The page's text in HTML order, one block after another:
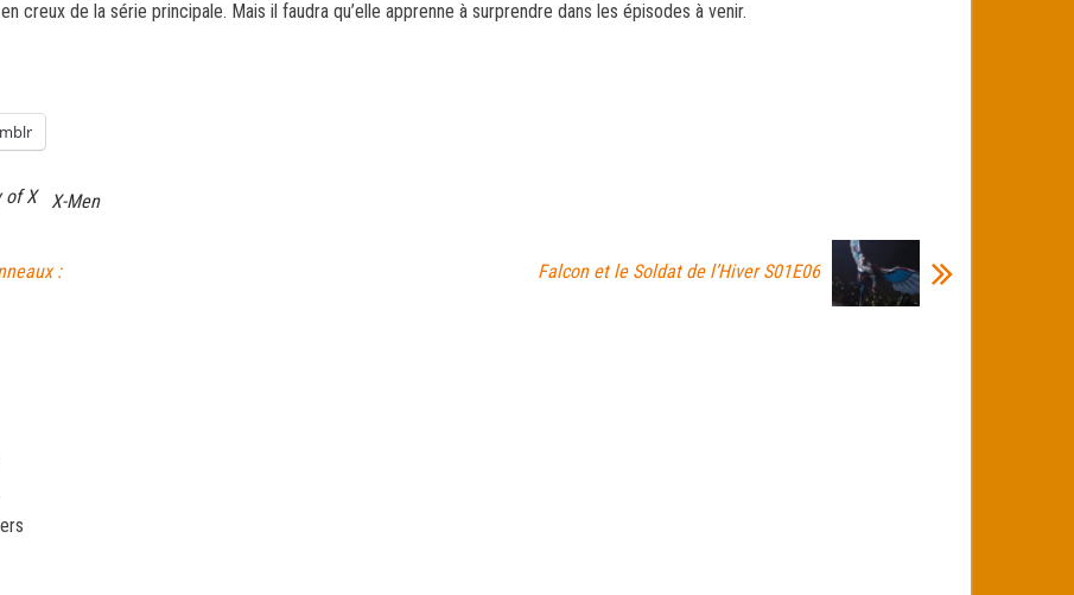
creux de la série principale. Mais il faudra qu’elle apprenne à surprendre dans les épisodes à venir.
of X X-Men
:
Falcon et le Soldat de l’Hiver S01E06